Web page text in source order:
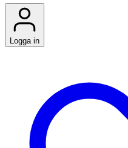
Logga in